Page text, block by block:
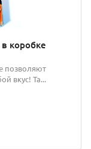
коробке
позволяют
вкус! Та...